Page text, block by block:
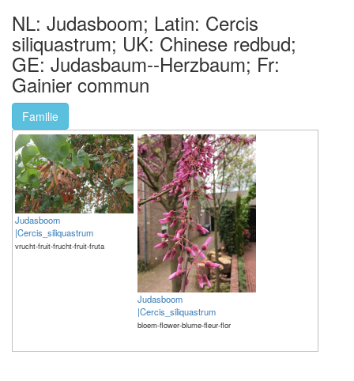
NL: Judasboom; Latin: Cercis
siliquastrum; UK: Chinese redbud;
GE: Judasbaum--Herzbaum; Fr:
Gainier commun
Familie
Judasboom
|Cercis_siliquastrum
vrucht-fruit-frucht-fruit-fruta
Judasboom
|Cercis_siliquastrum
bloem-flower-blume-fleur-flor